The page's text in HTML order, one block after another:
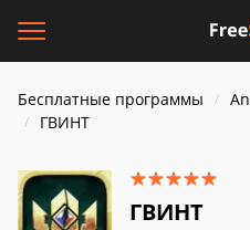
Бесплатные программы
ГВИНТ
ГВИНТ